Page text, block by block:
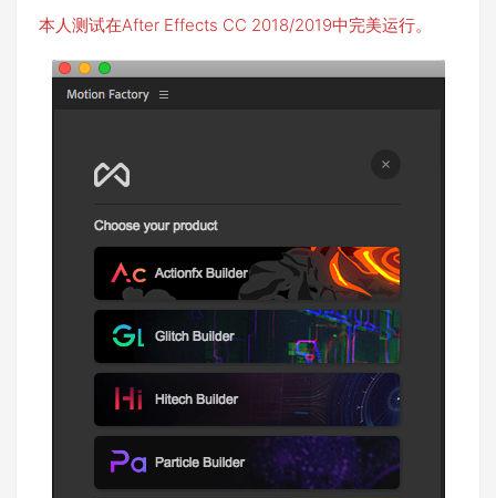
本人测试在After Effects CC 2018/2019中完美运行。